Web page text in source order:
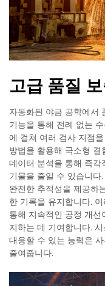
고급 품질
자동화된 야금 공학에서
기능을 통해 전례 없는
에 걸쳐 여러 검사 지점
방법을 활용해 극소형 결
데이터 분석을 통해 즉각
기물을 줄일 수 있습니다
완전한 추적성을 제공하
한 기록을 유지합니다.
통해 지속적인 공정 개
지하는 데 기여합니다.
대응할 수 있는 능력은
줄여줍니다.